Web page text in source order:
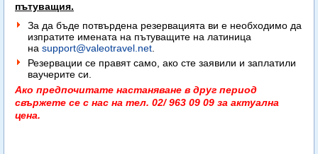
пътуващия.
За да бъде потвърдена резервацията ви е необходимо да
изпратите имената на пътуващите на латиница
на support@valeotravel.net
Резервации се правят само, ако сте заявили и заплатили
ваучерите си.
Ако предпочитате настаняване в друг период
свържете се с нас на тел. 02/ 963 09 09 за актуална
цена.